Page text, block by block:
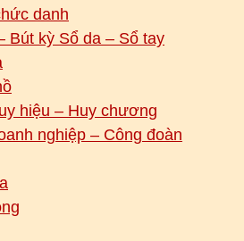
danh
Bút kỳ Sổ da – Sổ tay
hiệu – Huy chương
nghiệp – Công đoàn